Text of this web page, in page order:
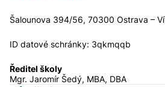
Šalounova 394/56, 70300 Ostrava –
ID datové schránky: 3qkmqqb
Ředitel školy
Mgr. Jaromír Šedý, MBA, DBA